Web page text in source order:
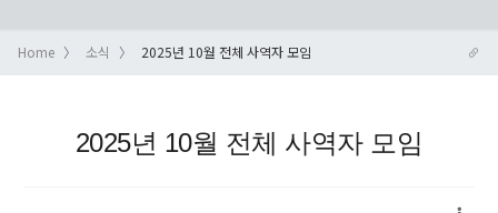
Home 소식 2025년 10월 전체 사역자 모임
2025년 10월 전체 사역자 모임